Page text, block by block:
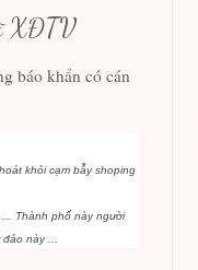
XĐTV
báo khẩn có cán
khỏi cạm bẫy shoping
Thành phố này người
này ...